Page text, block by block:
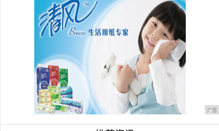
三星概念新机：旋转式摄像头+曲面屏+6.47
广告